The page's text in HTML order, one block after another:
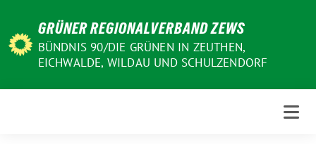
Inhalt
GRÜNER REGIONALVERBAND ZEWS
BÜNDNIS 90/DIE GRÜNEN IN ZEUTHEN,
EICHWALDE, WILDAU UND SCHULZENDORF